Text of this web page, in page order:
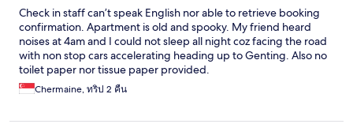
Check in staff can’t speak English nor able to retrieve booking
confirmation. Apartment is old and spooky. My friend heard
noises at 4am and I could not sleep all night coz facing the road
with non stop cars accelerating heading up to Genting. Also no
toilet paper nor tissue paper provided.
Chermaine, ทริป 2 คืน